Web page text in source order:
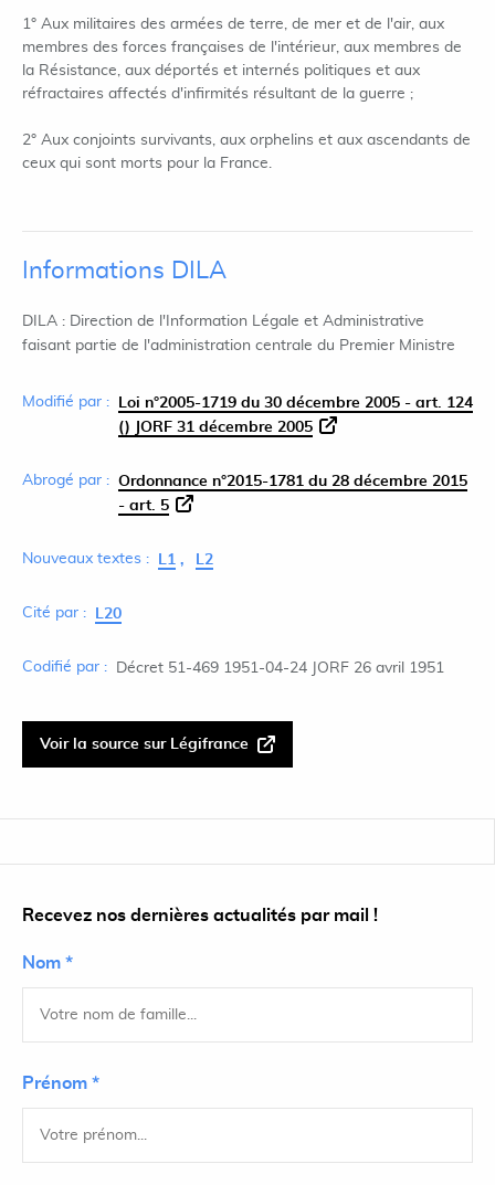
1° Aux militaires des armées de terre, de mer et de l'air, aux
membres des forces françaises de l'intérieur, aux membres de
la Résistance, aux déportés et internés politiques et aux
réfractaires affectés d'infirmités résultant de la guerre ;
2° Aux conjoints survivants, aux orphelins et aux ascendants de
ceux qui sont morts pour la France.
Informations DILA
DILA : Direction de l'Information Légale et Administrative
faisant partie de l'administration centrale du Premier Ministre
Modifié par :
Loi n°2005-1719 du 30 décembre 2005 - art. 124
() JORF 31 décembre 2005
Abrogé par : Ordonnance n°2015-1781 du 28 décembre 2015
- art. 5
Nouveaux textes : L1 L2
Cité par : L20
Codifié par : Décret 51-469 1951-04-24 JORF 26 avril 1951
Voir la source sur Légifrance
Recevez nos dernières actualités par mail !
Nom *
Prénom *